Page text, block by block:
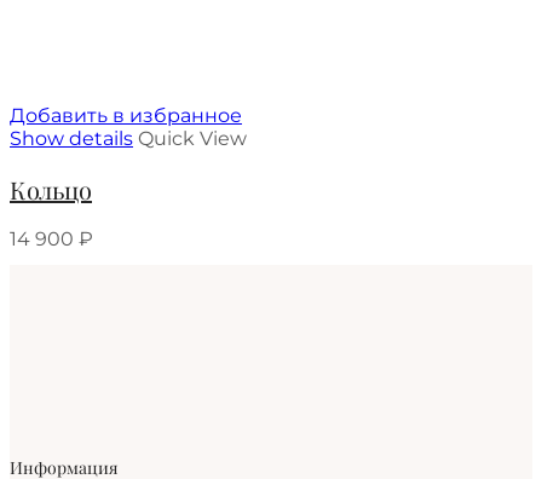
Добавить в избранное
Show details Quick View
Кольцо
14 900 ₽
Информация